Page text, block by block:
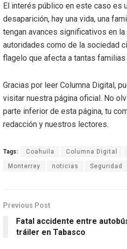
El interés público en este caso es
desaparición, hay una vida, una
tengan avances significativos en
autoridades como de la sociedad
flagelo que afecta a tantas familias
Gracias por leer Columna Digital,
visitar nuestra página oficial. No
parte inferior de esta página, tu
redacción y nuestros lectores.
Tags: Coahuila Columna Digital
Monterrey noticias Seguridad
Previous Post
Fatal accidente entre
tráiler en Tabasco